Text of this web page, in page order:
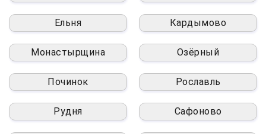
Ельня Кардымово
Монастырщина Озёрный
Починок Рославль
Рудня Сафоново